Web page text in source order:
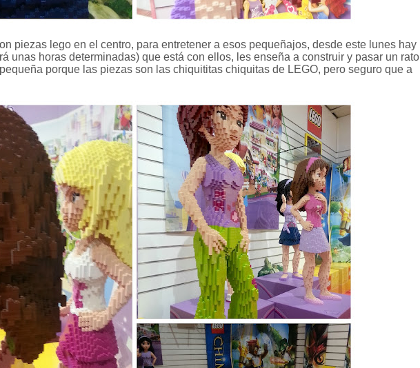
piezas lego en el centro, para entretener a esos pequeñajos, desde este lunes hay
unas horas determinadas) que está con ellos, les enseña a construir y pasar un rato
porque las piezas son las chiquititas chiquitas de LEGO, pero seguro que a